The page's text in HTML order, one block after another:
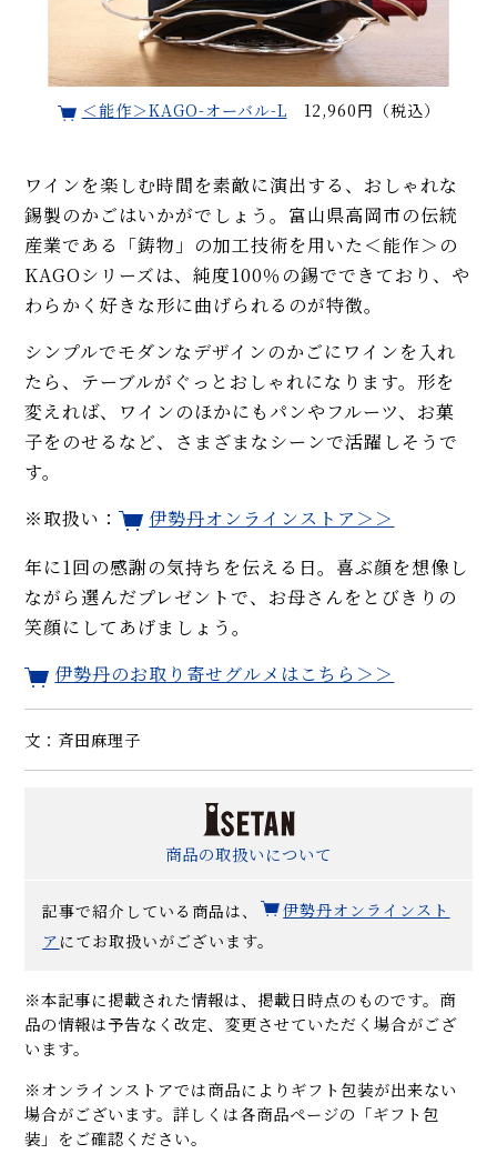
＜能作＞KAGO-オーバル-L 12,960円（税込）
ワインを楽しむ時間を素敵に演出する、おしゃれな
錫製のかごはいかがでしょう。富山県高岡市の伝統
産業である「鋳物」の加工技術を用いた＜能作＞の
KAGOシリーズは、純度100％の錫でできており、や
わらかく好きな形に曲げられるのが特徴。
シンプルでモダンなデザインのかごにワインを入れ
たら、テーブルがぐっとおしゃれになります。形を
変えれば、ワインのほかにもパンやフルーツ、お菓
子をのせるなど、さまざまなシーンで活躍しそうで
す。
※取扱い：
伊勢丹オンラインストア＞＞
年に1回の感謝の気持ちを伝える日。喜ぶ顔を想像し
ながら選んだプレゼントで、お母さんをとびきりの
笑顔にしてあげましょう。
伊勢丹のお取り寄せグルメはこちら＞＞
文：斉田麻理子
商品の取扱いについて
記事で紹介している商品は、
伊勢丹オンラインスト
ア にてお取扱いがございます。
※本記事に掲載された情報は、掲載日時点のものです。商
品の情報は予告なく改定、変更させていただく場合がござ
います。
※オンラインストアでは商品によりギフト包装が出来ない
場合がございます。詳しくは各商品ページの「ギフト包
装」をご確認ください。